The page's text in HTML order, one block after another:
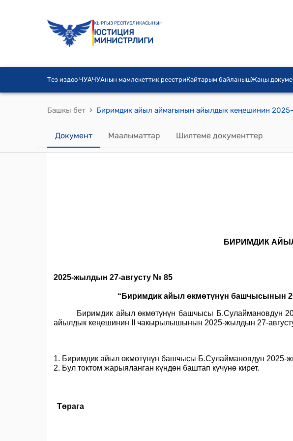
КЫРГЫЗ РЕСПУБЛИКАСЫНЫН
ЮСТИЦИЯ
МИНИСТРЛИГИ
Тез издөө ЧУАЧУАнын мамлекеттик реестриКайтарым байланышЖаңы
Башкы бет ›
Документ Маалыматтар Шилтеме документтер